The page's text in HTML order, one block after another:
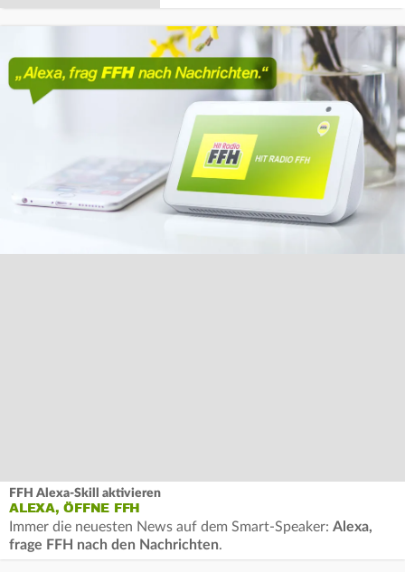
FFH Alexa-Skill aktivieren
ALEXA, ÖFFNE FFH
Immer die neuesten News auf dem Smart-Speaker: Alexa,
frage FFH nach den Nachrichten.